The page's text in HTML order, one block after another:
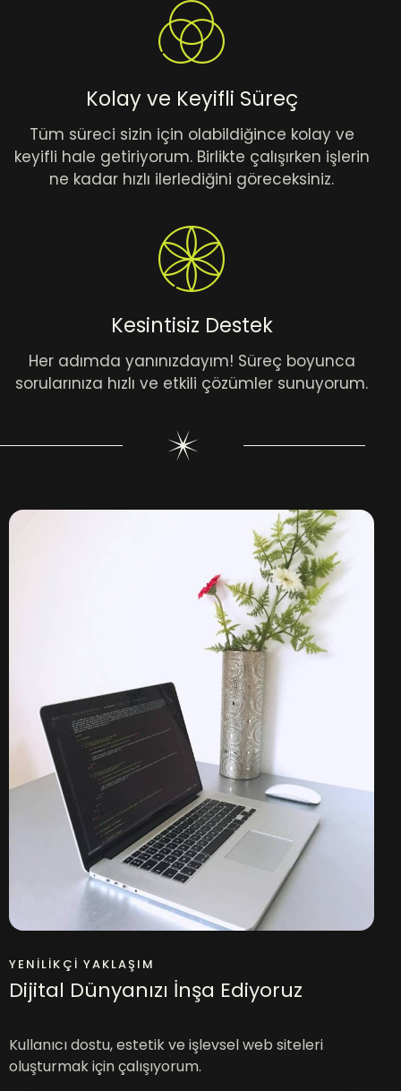
Kolay ve Keyifli Süreç
Tüm süreci sizin için olabildiğince kolay ve
keyifli hale getiriyorum. Birlikte çalışırken işlerin
ne kadar hızlı ilerlediğini göreceksiniz.
Kesintisiz Destek
Her adımda yanınızdayım! Süreç boyunca
sorularınıza hızlı ve etkili çözümler sunuyorum.
YENILIKÇI YAKLAŞIM
Dijital Dünyanızı İnşa Ediyoruz
Kullanıcı dostu, estetik ve işlevsel web siteleri
oluşturmak için çalışıyorum.